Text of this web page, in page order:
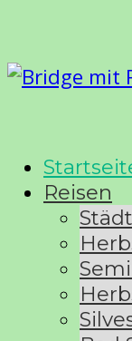
Reisen